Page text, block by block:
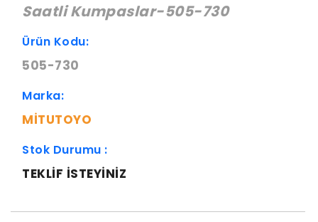
Saatli Kumpaslar-505-730
Ürün Kodu:
505-730
Marka:
MITUTOYO
Stok Durumu :
TEKLIF ISTEYINIZ